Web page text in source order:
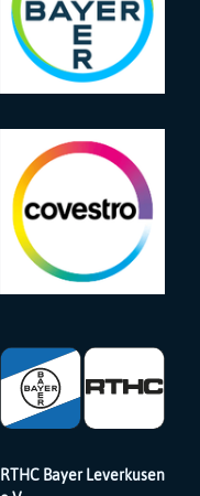
RTHC Bayer Leverkusen